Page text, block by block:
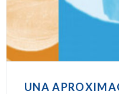
UNA